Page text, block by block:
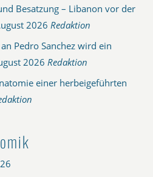
Besatzung – Libanon vor der
2026 Redaktion
Pedro Sanchez wird ein
2026 Redaktion
einer herbeigeführten